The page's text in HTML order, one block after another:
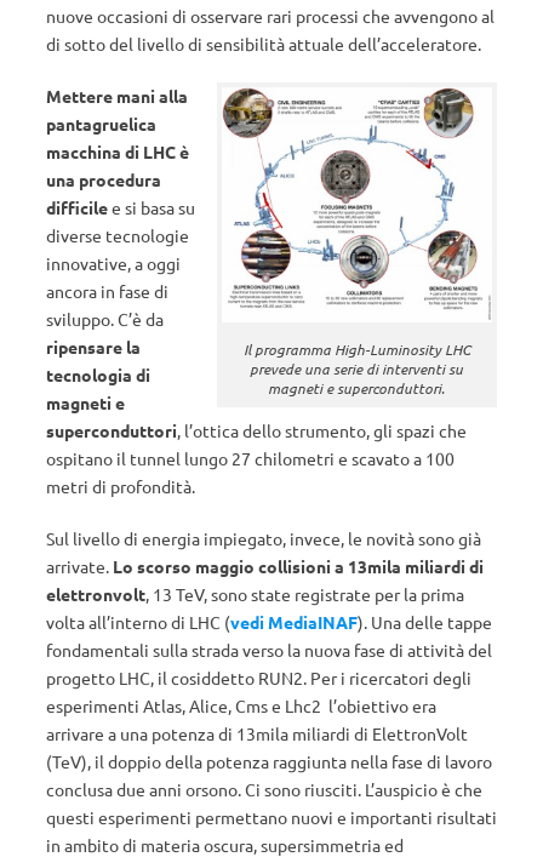
nuove occasioni di osservare rari processi che avvengono al
di sotto del livello di sensibilità attuale dell’acceleratore.
Il programma High-Luminosity LHC
prevede una serie di interventi su
magneti e superconduttori.
Mettere mani alla
pantagruelica
macchina di LHC è
una procedura
difficilee si basa su
diverse tecnologie
innovative, a oggi
ancora in fase di
sviluppo. C’è da
ripensare la
tecnologia di
magneti e
superconduttori, l’ottica dello strumento, gli spazi che
ospitano il tunnel lungo 27 chilometri e scavato a 100
metri di profondità.
Sul livello di energia impiegato, invece, le novità sono già
arrivate. Lo scorso maggio collisioni a 13mila miliardi di
elettronvolt, 13 TeV, sono state registrate per la prima
volta all’interno di LHC (vedi MediaINAF). Una delle tappe
fondamentali sulla strada verso la nuova fase di attività del
progetto LHC, il cosiddetto RUN2. Per i ricercatori degli
esperimenti Atlas, Alice, Cms e Lhc2 l’obiettivo era
arrivare a una potenza di 13mila miliardi di ElettronVolt
(TeV), il doppio della potenza raggiunta nella fase di lavoro
conclusa due anni orsono. Ci sono riusciti. L’auspicio è che
questi esperimenti permettano nuovi e importanti risultati
in ambito di materia oscura, supersimmetria ed